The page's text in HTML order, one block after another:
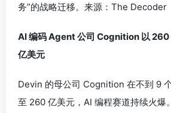
务”的战略迁移。 来源：The Decoder
AI 编码 Agent 公司 Cognition 以 260
亿美元
Devin 的母公司 Cognition 在不到 9
至 260 亿美元，AI 编程赛道持续火爆